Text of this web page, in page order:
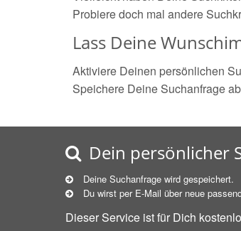
Probiere doch mal andere
Lass Deine
Aktiviere Deinen persönlichen
Speichere Deine Suchanfrage
Dein persönlicher
Deine Suchanfrage wird gespeichert.
Du wirst per E-Mail über neue
Dieser Service ist für Dich